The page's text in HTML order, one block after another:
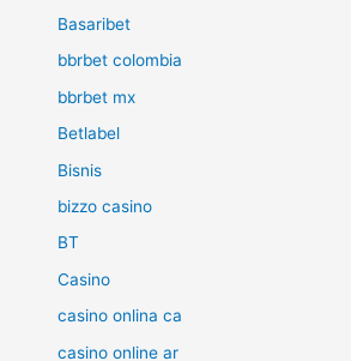
Basaribet
bbrbet colombia
bbrbet mx
Betlabel
Bisnis
bizzo casino
BT
Casino
casino onlina ca
casino online ar